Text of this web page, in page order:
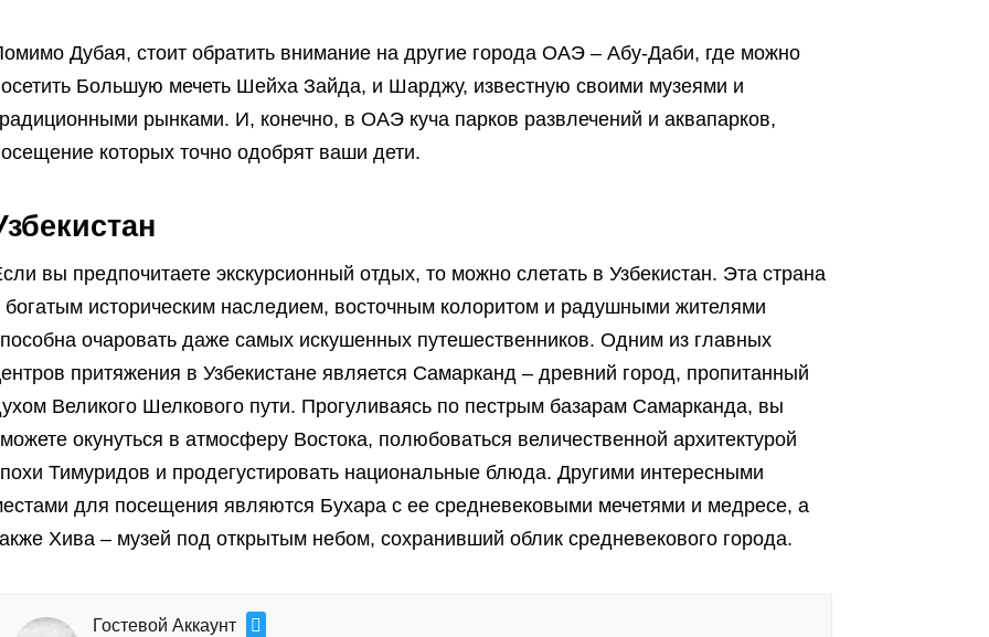
Дубая, стоит обратить внимание на другие города ОАЭ – Абу-Даби, где можно
Большую мечеть Шейха Зайда, и Шарджу, известную своими музеями и
рынками. И, конечно, в ОАЭ куча парков развлечений и аквапарков,
которых точно одобрят ваши дети.
вы предпочитаете экскурсионный отдых, то можно слетать в Узбекистан. Эта страна
богатым историческим наследием, восточным колоритом и радушными жителями
очаровать даже самых искушенных путешественников. Одним из главных
притяжения в Узбекистане является Самарканд – древний город, пропитанный
Великого Шелкового пути. Прогуливаясь по пестрым базарам Самарканда, вы
окунуться в атмосферу Востока, полюбоваться величественной архитектурой
Тимуридов и продегустировать национальные блюда. Другими интересными
для посещения являются Бухара с ее средневековыми мечетями и медресе, а
Хива – музей под открытым небом, сохранивший облик средневекового города.
Гостевой Аккаунт